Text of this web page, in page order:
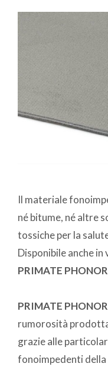
Il materiale
né bitume, né altre
tossiche per la
Disponibile anche
PRIMATE
PRIMATE
rumorosità
grazie alle
fonoimpedenti della